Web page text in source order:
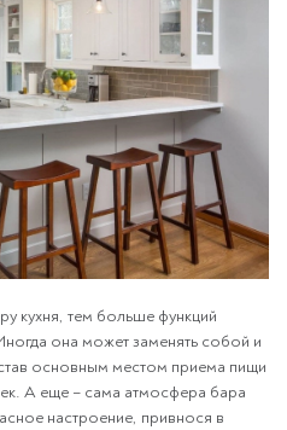
кухня, тем больше функций
она может заменять собой и
основным местом приема пищи
А еще – сама атмосфера бара
настроение, привнося в